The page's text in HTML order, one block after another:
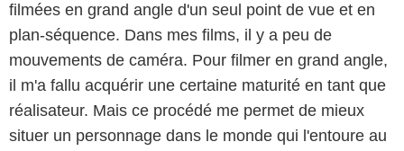
filmées en grand angle d'un seul point de vue et en
plan-séquence. Dans mes films, il y a peu de
mouvements de caméra. Pour filmer en grand angle,
il m'a fallu acquérir une certaine maturité en tant que
réalisateur. Mais ce procédé me permet de mieux
situer un personnage dans le monde qui l'entoure au